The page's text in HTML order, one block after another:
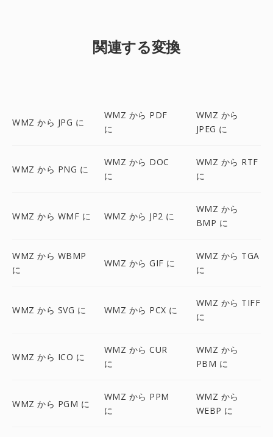
関連する変換
WMZ から JPG に
WMZ から PDF
に
WMZ から
JPEG に
WMZ から PNG に
WMZ から DOC
に
WMZ から RTF
に
WMZ から WMF に WMZ から JP2 に
WMZ から
BMP に
WMZ から WBMP
に
WMZ から GIF に
WMZ から TGA
に
WMZ から SVG に WMZ から PCX に
WMZ から TIFF
に
WMZ から ICO に
WMZ から CUR
に
WMZ から
PBM に
WMZ から PGM に
WMZ から PPM
に
WMZ から
WEBP に